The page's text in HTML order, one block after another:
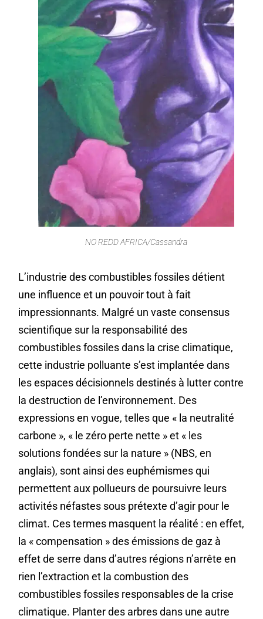
NO REDD AFRICA/Cassandra
L’industrie des combustibles fossiles détient
une influence et un pouvoir tout à fait
impressionnants. Malgré un vaste consensus
scientifique sur la responsabilité des
combustibles fossiles dans la crise climatique,
cette industrie polluante s’est implantée dans
les espaces décisionnels destinés à lutter contre
la destruction de l’environnement. Des
expressions en vogue, telles que « la neutralité
carbone », « le zéro perte nette » et « les
solutions fondées sur la nature » (NBS, en
anglais), sont ainsi des euphémismes qui
permettent aux pollueurs de poursuivre leurs
activités néfastes sous prétexte d’agir pour le
climat. Ces termes masquent la réalité : en effet,
la « compensation » des émissions de gaz à
effet de serre dans d’autres régions n’arrête en
rien l’extraction et la combustion des
combustibles fossiles responsables de la crise
climatique. Planter des arbres dans une autre